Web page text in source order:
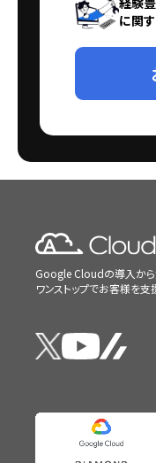
に関
Google Cloudの導入か
ワンストップでお客様を支